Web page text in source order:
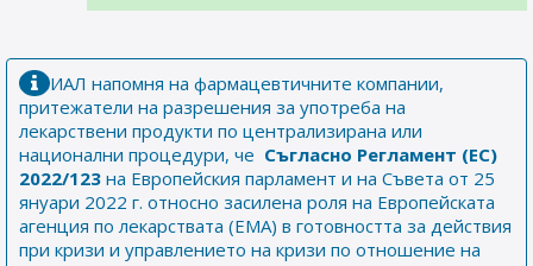
ИАЛ напомня на фармацевтичните компании,
притежатели на разрешения за употреба на
лекарствени продукти по централизирана или
национални процедури, че Съгласно Регламент (ЕС)
2022/123 на Европейския парламент и на Съвета от 25
януари 2022 г. относно засилена роля на Европейската
агенция по лекарствата (ЕМА) в готовността за действия
при кризи и управлението на кризи по отношение на